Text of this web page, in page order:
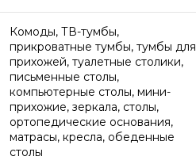
Комоды, ТВ-тумбы,
прикроватные тумбы, тумбы для
прихожей, туалетные столики,
письменные столы,
компьютерные столы, мини-
прихожие, зеркала, столы,
ортопедические основания,
матрасы, кресла, обеденные
столы